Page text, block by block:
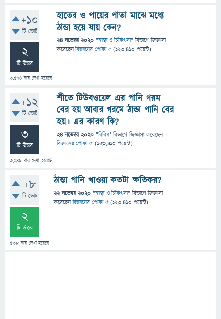
+10
টি ভোট
2
টি উত্তর
3,574 বার দেখা হয়েছে
হাতের ও পায়ের পাতা মাঝে মধ্যে
ঠান্ডা হয়ে যায় কেন?
24 নভেম্বর 2020 "স্বাস্থ্য ও চিকিৎসা" বিভাগে জিজ্ঞাসা
করেছেনবিজ্ঞানের পোকা ৫ (123,410 পয়েন্ট)
+12
টি ভোট
3
টি উত্তর
3,249 বার দেখা হয়েছে
শীতে টিউবওয়েল এর পানি গরম
বের হয় আবার গরমে ঠান্ডা পানি বের
হয়। এর কারণ কি?
24 নভেম্বর 2020 "বিবিধ" বিভাগে জিজ্ঞাসাকরেছেন
বিজ্ঞানের পোকা ৫ (123,410 পয়েন্ট)
+8
টি ভোট
2
টি উত্তর
538 বার দেখা হয়েছে
ঠান্ডা পানি খাওয়া কতটা ক্ষতিকর?
22 নভেম্বর 2020 "স্বাস্থ্য ও চিকিৎসা" বিভাগে জিজ্ঞাসা
করেছেনবিজ্ঞানের পোকা ৫ (123,410 পয়েন্ট)